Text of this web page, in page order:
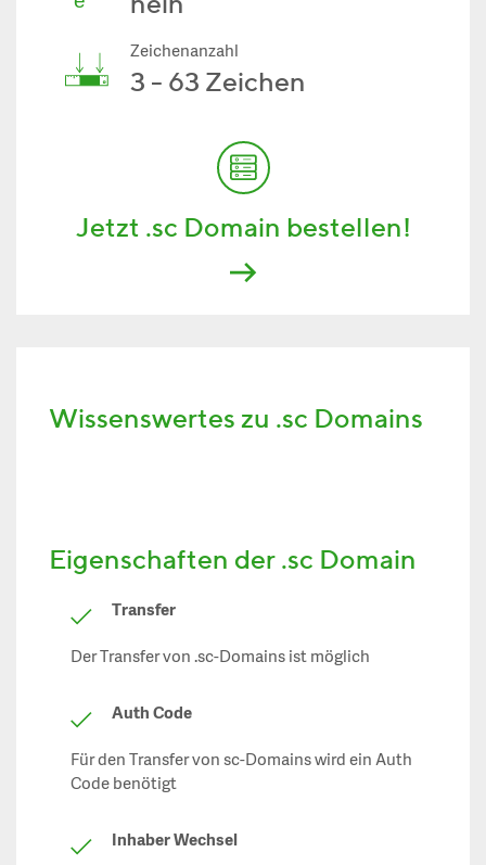
Zeichenanzahl
3 - 63 Zeichen
Jetzt .sc Domain bestellen!
Wissenswertes zu .sc Domains
Eigenschaften der .sc Domain
Transfer
Der Transfer von .sc-Domains ist möglich
Auth Code
Für den Transfer von sc-Domains wird ein Auth
Code benötigt
Inhaber Wechsel